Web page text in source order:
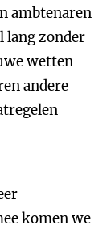
ambtenaren
lang zonder
wetten
andere
komen we